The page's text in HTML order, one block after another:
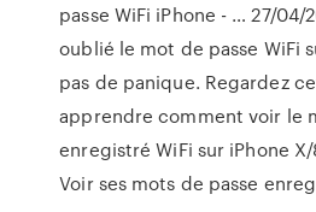
passe WiFi iPhone - … 27/04/
oublié le mot de passe WiFi
pas de panique. Regardez
apprendre comment voir le
enregistré WiFi sur iPhone
Voir ses mots de passe